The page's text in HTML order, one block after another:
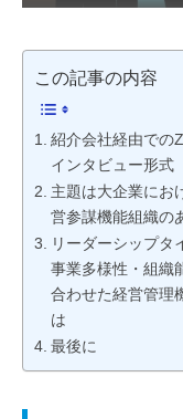
この記事の内容
紹介会社経由での
インタビュー形式
主題は大企業にお
営参謀機能組織の
リーダーシップタ
事業多様性・組織
合わせた経営管理
は
最後に